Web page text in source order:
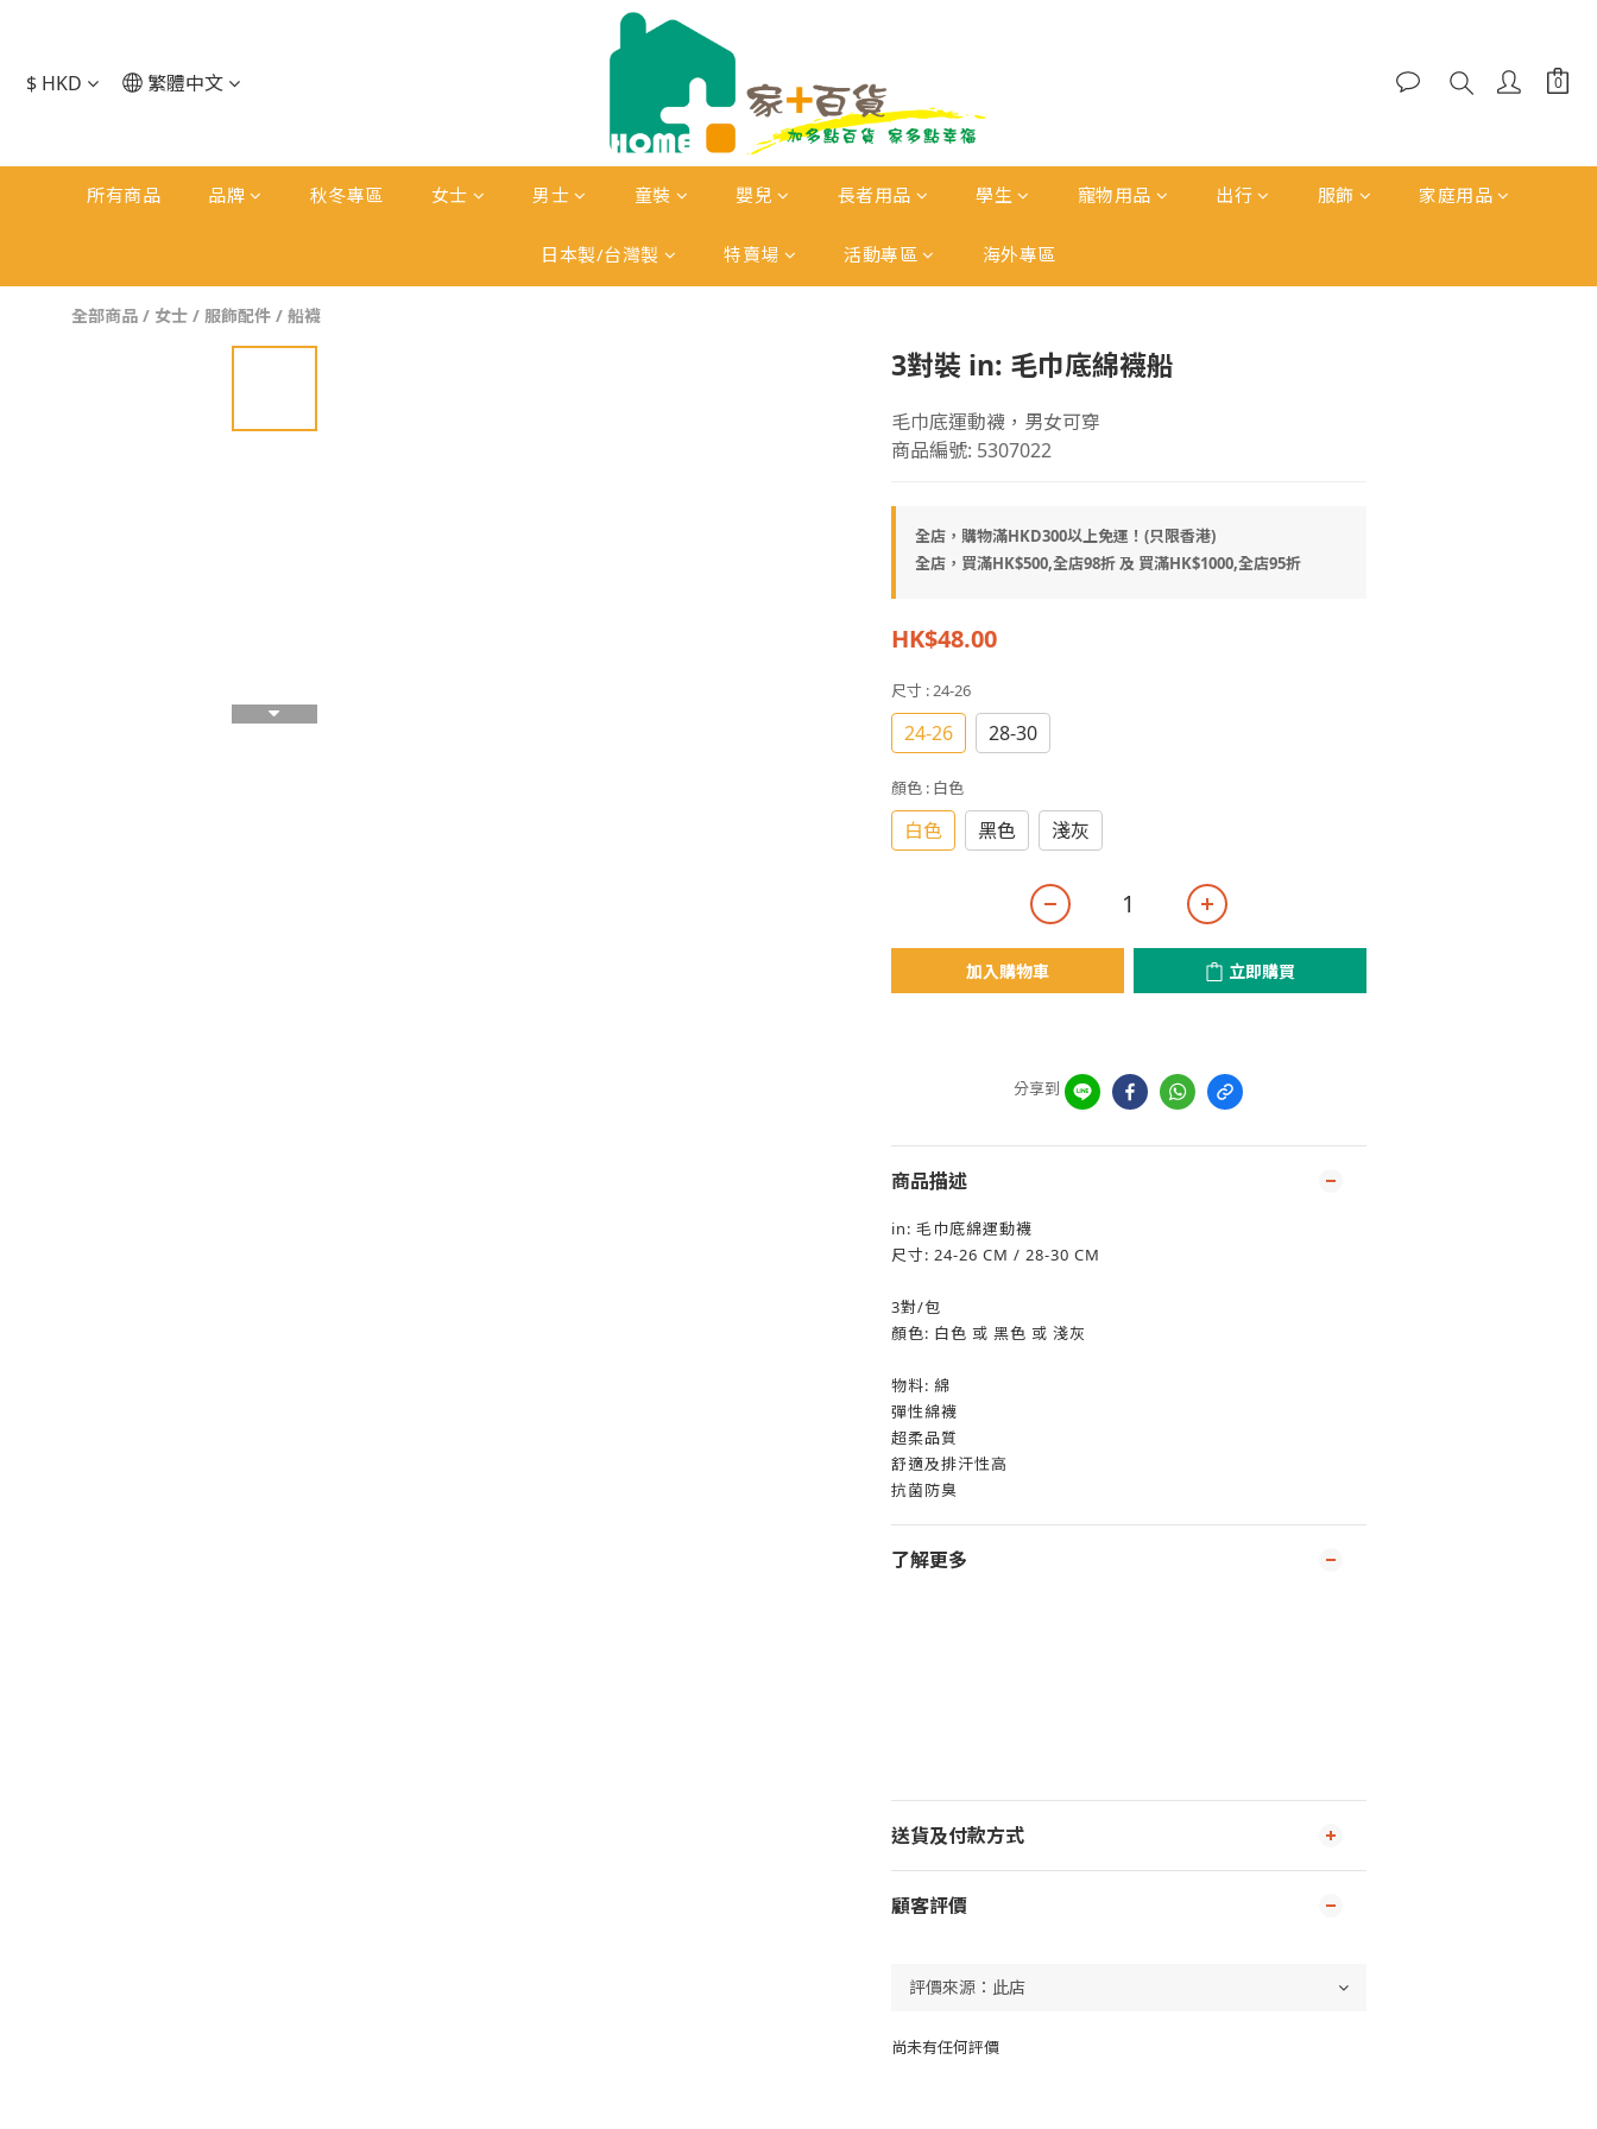
$ HKD 繁體中文
所有商品 品牌 秋冬專區 女士 男士 童裝 嬰兒 長者用品 學生 寵物用品 出行 服飾 家庭用品
日本製/台灣製 特賣場 活動專區 海外專區
全部商品 / 女士 / 服飾配件 / 船襪
3對裝 in: 毛巾底綿襪船
毛巾底運動襪，男女可穿
商品編號: 5307022
全店，購物滿HKD300以上免運！(只限香港)
全店，買滿HK$500,全店98折 及 買滿HK$1000,全店95折
HK$48.00
尺寸 : 24-26
24-26 28-30
顏色 : 白色
白色 黑色 淺灰
加入購物車 立即購買
分享到
商品描述
in: 毛巾底綿運動襪
尺寸: 24-26 CM / 28-30 CM
3對/包
顏色: 白色 或 黑色 或 淺灰
物料: 綿
彈性綿襪
超柔品質
舒適及排汗性高
抗菌防臭
了解更多
送貨及付款方式
顧客評價
尚未有任何評價